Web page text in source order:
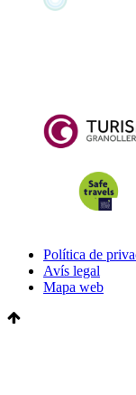
Política de
Avís legal
Mapa web